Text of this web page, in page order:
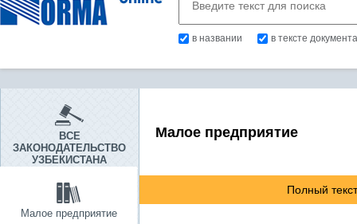
в названии в тексте документа
ВСЕ
ЗАКОНОДАТЕЛЬСТВО
УЗБЕКИСТАНА
Малое предприятие
Малое предприятие
Полный